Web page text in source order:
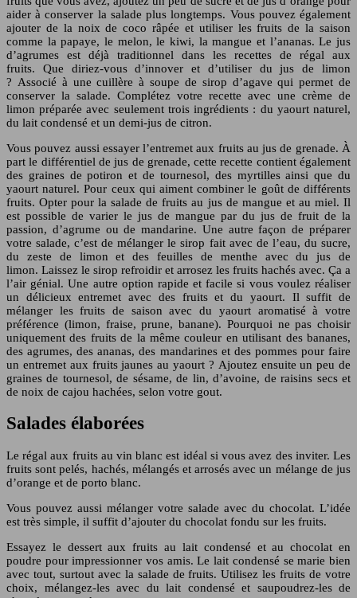
aider à conserver la salade plus longtemps. Vous pouvez également
ajouter de la noix de coco râpée et utiliser les fruits de la saison
comme la papaye, le melon, le kiwi, la mangue et l’ananas. Le jus
d’agrumes est déjà traditionnel dans les recettes de régal aux
fruits. Que diriez-vous d’innover et d’utiliser du jus de limon
? Associé à une cuillère à soupe de sirop d’agave qui permet de
conserver la salade. Complétez votre recette avec une crème de
limon préparée avec seulement trois ingrédients : du yaourt naturel,
du lait condensé et un demi-jus de citron.
Vous pouvez aussi essayer l’entremet aux fruits au jus de grenade. À
part le différentiel de jus de grenade, cette recette contient également
des graines de potiron et de tournesol, des myrtilles ainsi que du
yaourt naturel. Pour ceux qui aiment combiner le goût de différents
fruits. Opter pour la salade de fruits au jus de mangue et au miel. Il
est possible de varier le jus de mangue par du jus de fruit de la
passion, d’agrume ou de mandarine. Une autre façon de préparer
votre salade, c’est de mélanger le sirop fait avec de l’eau, du sucre,
du zeste de limon et des feuilles de menthe avec du jus de
limon. Laissez le sirop refroidir et arrosez les fruits hachés avec. Ça a
l’air génial. Une autre option rapide et facile si vous voulez réaliser
un délicieux entremet avec des fruits et du yaourt. Il suffit de
mélanger les fruits de saison avec du yaourt aromatisé à votre
préférence (limon, fraise, prune, banane). Pourquoi ne pas choisir
uniquement des fruits de la même couleur en utilisant des bananes,
des agrumes, des ananas, des mandarines et des pommes pour faire
un entremet aux fruits jaunes au yaourt ? Ajoutez ensuite un peu de
graines de tournesol, de sésame, de lin, d’avoine, de raisins secs et
de noix de cajou hachées, selon votre gout.
Salades élaborées
Le régal aux fruits au vin blanc est idéal si vous avez des inviter. Les
fruits sont pelés, hachés, mélangés et arrosés avec un mélange de jus
d’orange et de porto blanc.
Vous pouvez aussi mélanger votre salade avec du chocolat. L’idée
est très simple, il suffit d’ajouter du chocolat fondu sur les fruits.
Essayez le dessert aux fruits au lait condensé et au chocolat en
poudre pour impressionner vos amis. Le lait condensé se marie bien
avec tout, surtout avec la salade de fruits. Utilisez les fruits de votre
choix, mélangez-les avec du lait condensé et saupoudrez-les de